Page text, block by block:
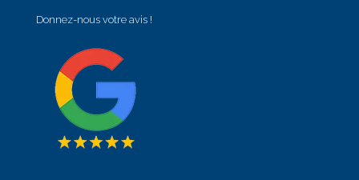
Donnez-nous votre avis !